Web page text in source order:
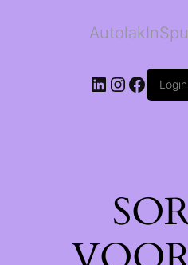
LinkedIn
Instagram
Login